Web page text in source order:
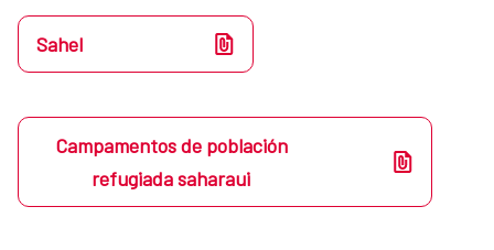
Sahel
Campamentos de población
refugiada saharaui